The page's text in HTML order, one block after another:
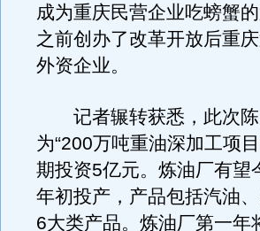
成为重庆民营企业吃螃蟹
之前创办了改革开放后重
外资企业。
记者辗转获悉，此次陈
为“200万吨重油深加工项
期投资5亿元。炼油厂有
年初投产，产品包括汽油
6大类产品。炼油厂第一